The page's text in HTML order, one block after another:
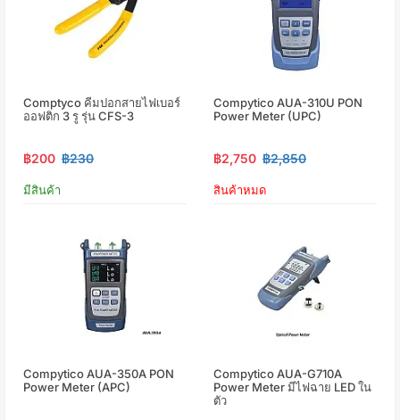
Comptyco คีมปอกสายไฟเบอร์
ออฟติก 3 รู รุ่น CFS-3
฿200 ฿230
มีสินค้า
Compytico AUA-310U PON
Power Meter (UPC)
฿2,750 ฿2,850
สินค้าหมด
Compytico AUA-350A PON
Power Meter (APC)
Compytico AUA-G710A
Power Meter มีไฟฉาย LED ใน
ตัว